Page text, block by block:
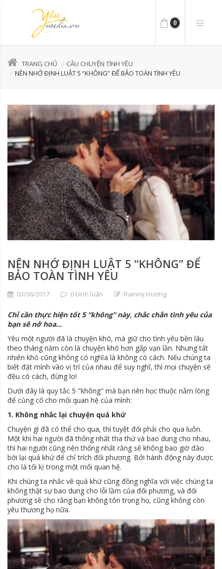
0
TRANG CHỦ
CÂU CHUYỆN TÌNH YÊU
NÊN NHỚ ĐỊNH LUẬT 5 “KHÔNG” ĐỂ BẢO TOÀN TÌNH YÊU
NÊN NHỚ ĐỊNH LUẬT 5 “KHÔNG” ĐỂ
BẢO TOÀN TÌNH YÊU
03/06/2017 0 bình luận Rainny Hương
Chỉ cần thực hiện tốt 5 “không” này, chắc chắn tình yêu của
bạn sẽ nở hoa…
Yêu một người đã là chuyện khó, mà giữ cho tình yêu bền lâu
theo tháng năm còn là chuyện khó hơn gấp vạn lần. Nhưng tất
nhiên khó cũng không có nghĩa là không có cách. Nếu chúng ta
biết đặt mình vào vị trí của nhau để suy nghĩ, thì mọi chuyện sẽ
đều có cách, đừng lo!
Dưới đây là quy tắc 5 "không" mà bạn nên học thuộc nằm lòng
để củng cố cho mối quan hệ của mình:
1. Không nhắc lại chuyện quá khứ
Chuyện gì đã có thể cho qua, thì tuyệt đối phải cho qua luôn.
Một khi hai người đã thống nhất tha thứ và bao dung cho nhau,
thì hai người cũng nên thống nhất rằng sẽ không bao giờ đào
bới lại quá khứ để chỉ trích đối phương. Bởi hành động này được
cho là tối kị trong một mối quan hệ.
Khi chúng ta nhắc về quá khứ cũng đồng nghĩa với việc chúng ta
không thật sự bao dung cho lỗi lầm của đối phương, và đối
phương sẽ cho rằng bạn không tôn trọng họ, cũng không còn
yêu thương họ nữa.